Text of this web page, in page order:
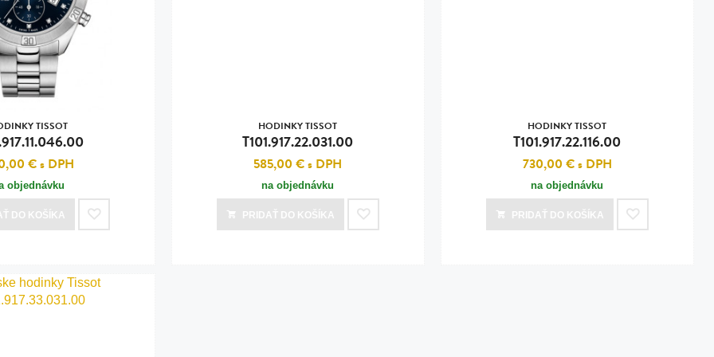
oceľ, silikón,
perla
oceľ
oceľ
oceľ
TISSOT
€s DPH
objednávku
DO KOŠÍKA
HODINKY TISSOT
T101.917.22.031.00
585,00 €s DPH
na objednávku
PRIDAŤDO KOŠÍKA
HODINKY TISSOT
T101.917.22.116.00
730,00 €s DPH
na objednávku
PRIDAŤDO KOŠÍKA